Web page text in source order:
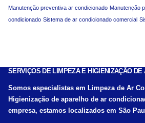
Manutenção preventiva ar condicionado Manutenção
condicionado Sistema de ar condicionado comercial
SERVIÇOS DE LIMPEZA E HIGIENIZAÇÃO DE
Somos especialistas em Limpeza de Ar
Higienização de aparelho de ar
empresa, estamos localizados em São